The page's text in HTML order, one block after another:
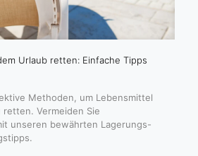
Urlaub retten: Einfache Tipps
Methoden, um Lebensmittel
Vermeiden Sie
unseren bewährten Lagerungs-